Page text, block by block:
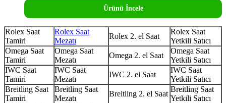
Ürünü İncele
Rolex Saat
Tamiri
Rolex Saat
Mezatı
Rolex 2. el Saat
Rolex Saat
Yetkili Satıcı
Omega Saat
Tamiri
Omega Saat
Mezatı
Omega 2. el Saat
Omega Saat
Yetkili Satıcı
IWC Saat
Tamiri
IWC Saat
Mezatı
IWC 2. el Saat
IWC Saat
Yetkili Satıcı
Breitling Saat
Tamiri
Breitling Saat
Mezatı
Breitling 2. el Saat
Breitling Saat
Yetkili Satıcı